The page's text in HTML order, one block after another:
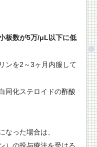
板数が5万/μL以下に低
ンを2～3ヶ月内服して
同化ステロイドの酢酸
なった場合は、
）の投与療法を受ける